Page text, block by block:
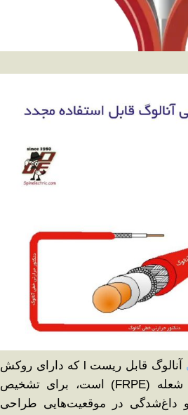
آنالوگ قابل ریست l که دارای روکش
پلی‌اتیلن مقاوم در برابر شعله (FRPE) است، برای تشخیص
داغ‌شدگی در موقعیت‌هایی طراحی